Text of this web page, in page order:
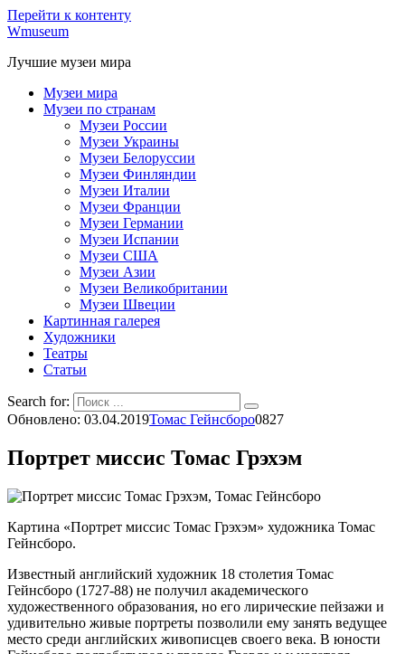
Перейти к контенту
Wmuseum
Лучшие музеи мира
Музеи мира
Музеи по странам
Музеи России
Музеи Украины
Музеи Белоруссии
Музеи Финляндии
Музеи Италии
Музеи Франции
Музеи Германии
Музеи Испании
Музеи США
Музеи Азии
Музеи Великобритании
Музеи Швеции
Картинная галерея
Художники
Театры
Статьи
Search for:
Обновлено: 03.04.2019Томас Гейнсборо0827
Портрет миссис Томас Грэхэм
Картина «Портрет миссис Томас Грэхэм» художника Томас
Гейнсборо.
Известный английский художник 18 столетия Томас
Гейнсборо (1727-88) не получил академического
художественного образования, но его лирические пейзажи и
удивительно живые портреты позволили ему занять ведущее
место среди английских живописцев своего века. В юности